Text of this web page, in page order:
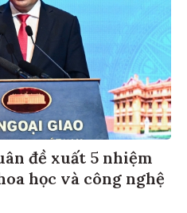
đề xuất 5 nhiệm
học và công nghệ